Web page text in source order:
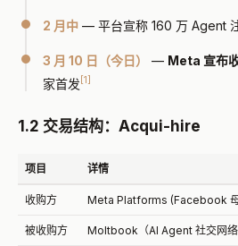
2 月中 — 平台宣称 160 万 Agent
3 月 10 日（今日） — Meta 宣布
家首发 [1]
1.2 交易结构：Acqui-hire
项目 详情
收购方 Meta Platforms (Facebook
被收购方 Moltbook（AI Agent 社交网络